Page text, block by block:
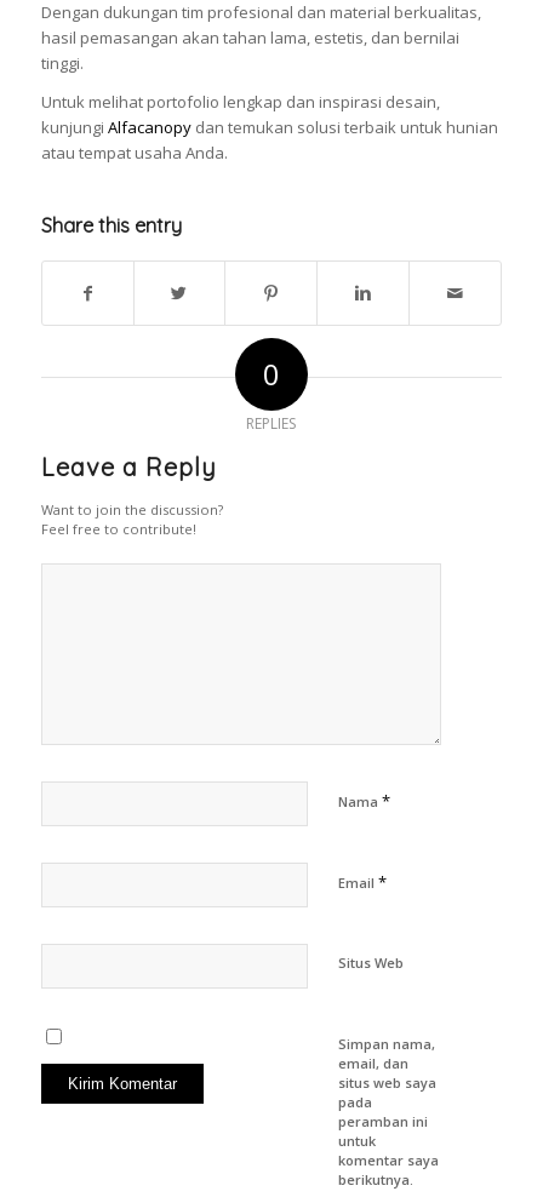
Dengan dukungan tim profesional dan material berkualitas,
hasil pemasangan akan tahan lama, estetis, dan bernilai
tinggi.
Untuk melihat portofolio lengkap dan inspirasi desain,
kunjungi Alfacanopydan temukan solusi terbaik untuk hunian
atau tempat usaha Anda.
Share this entry
0
REPLIES
Leave a Reply
Want to join the discussion?
Feel free to contribute!
Nama *
Email *
Situs Web
Simpan nama,
email, dan
situs web saya
pada
peramban ini
untuk
komentar saya
berikutnya.